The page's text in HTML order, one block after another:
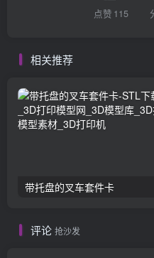
点赞 115
相关推荐
带托盘的叉车套件卡
评论 抢沙发